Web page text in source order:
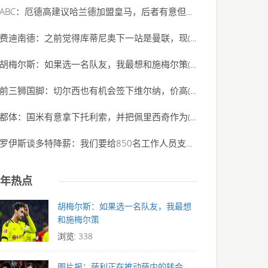
ABC：厄德高建议哈兰德加盟皇马，后者有意但不
费迪南德：之前觉得库蒂尼奥下一站是曼联，现(2020-06-01)
胡梅尔斯：如果选一名队友，我最想和施梅尔策(2020-06-01)
前三狮国脚：切尔西也有机会签下维尔纳，价高(2020-06-01)
都体：国米有意拿下托利索，并把佩里西奇作为(2020-06-01)
罗伊斯谈多特降薪：我们要给850名工作人员支付
热点
胡梅尔斯：如果选一名队友，我最想
和施梅尔策
浏览: 338